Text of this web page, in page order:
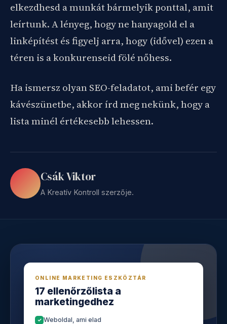
elkezdhesd a munkát bármelyik ponttal, amit
leírtunk. A lényeg, hogy ne hanyagold el a
linképítést és figyelj arra, hogy (idővel) ezen a
téren is a konkurenseid fölé nőhess.
Ha ismersz olyan SEO-feladatot, ami befér egy
kávészünetbe, akkor írd meg nekünk, hogy a
lista minél értékesebb lehessen.
Csák Viktor
A Kreatív Kontroll szerzője.
ONLINE MARKETING ESZKÖZTÁR
17 ellenőrzőlista a
marketingedhez
Weboldal, ami elad